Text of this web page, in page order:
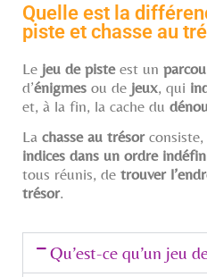
Quelle est la
piste et chasse au
Le jeu de pisteest un
d’énigmes ou de jeux, qui
et, à la fin, la cache du
La chasse au trésorconsiste,
indices dans un ordre
tous réunis, de trouver
trésor.
Qu’est-ce qu’un jeu